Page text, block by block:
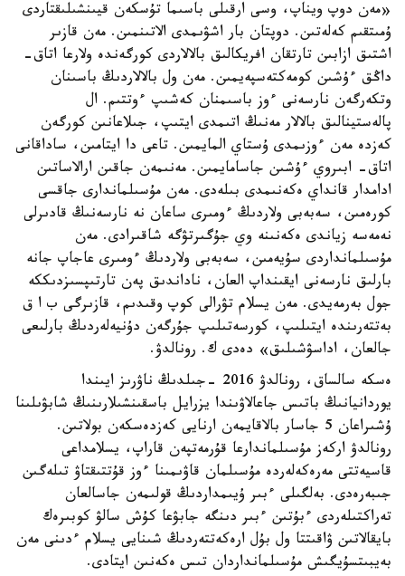
«مەن دوپ ويناپ، وسى ارقىلى باسىما تۇسكەن قيىنشىلىقتاردى
ۇمىتقىم كەلەتىن. دوپتان بار اشۋىمدى الاتىنمىن. مەن قازىر
اشتىق ازابىن تارتقان افريكالىق بالالاردى كورگەندە ولارعا اتاق-
داڭق ءۇشىن كومەكتەسپەيمىن. مەن ول بالالاردىڭ باسىنان
وتكەرگەن نارسەنى ءوز باسىمنان كەشىپ ءوتتىم. ال
پالەستينالىق بالالار مەنىڭ اتىمدى ايتىپ، جىلاعانىن كورگەن
كەزدە مەن ءوزىمدى ۇستاي المايمىن. تاعى دا ايتامىن، ساداقانى
اتاق- ابىروي ءۇشىن جاسامايمىن. مەنىمەن جاقىن ارالاساتىن
ادامدار قانداي ەكەنىمدى بىلەدى. مەن مۇسىلماندارى جاقسى
كورەمىن، سەبەبى ولاردىڭ ءومىرى ساعان نە نارسەنىڭ قادىرلى
نەمەسە زياندى ەكەنىنە وي جۇگىرتۋگە شاقىرادى. مەن
مۇسىلمانداردى سۇيەمىن، سەبەبى ولاردىڭ ءومىرى عاجاپ جانە
بارلىق نارسەنى ايقىنداپ العان، ناداندىق پەن تارتىپسىزدىككە
جول بەرمەيدى. مەن يسلام تۋرالى كوپ وقىدىم، قازىرگى ب ا ق
بەتتەرىندە ايتىلىپ، كورسەتىلىپ جۇرگەن دۇنيەلەردىڭ بارلىعى
جالعان، اداسۋشىلىق» دەدى ك. رونالدۋ.
ەسكە سالساق، رونالدۋ 2016 -جىلدىڭ ناۋرىز ايىندا
يوردانيانىڭ باتىس جاعالاۋىندا يزرايل باسقىنشىلارىنىڭ شابۋىلىنا
ۇشىراعان 5 جاسار بالاقايمەن ارنايى كەزدەسكەن بولاتىن.
رونالدۋ اركەز مۇسىلماندارعا قۇرمەتپەن قاراپ، يسلامداعى
قاسيەتتى مەرەكەلەردە مۇسىلمان قاۋىمىنا ءوز قۇتتىقتاۋ تىلەگىن
جىبەرەدى. بەلگىلى ءبىر ۇيىمداردىڭ قولىمەن جاسالعان
تەراكتىلەردى ءبۇتىن ءبىر دىنگە جابۋعا كۇش سالۋ كوبىرەك
بايقالاتىن ۋاقىتتا ول بۇل ارەكەتتەردىڭ شىنايى يسلام ءدىنى مەن
بەيبىتسۇيگىش مۇسىلمانداردان تىس ەكەنىن ايتادى.